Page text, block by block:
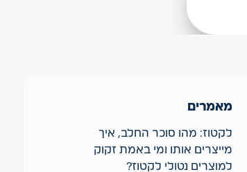
מאמרים
לקטוז: מהו סוכר החלב, איך
מייצרים אותו ומי באמת זקוק
למוצרים נטולי לקטוז?